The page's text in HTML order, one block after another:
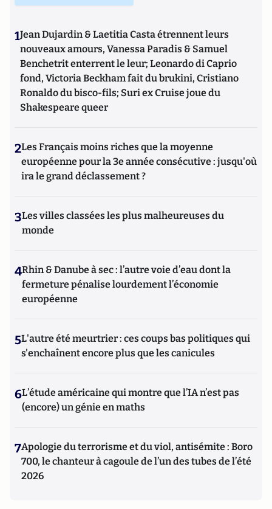
1Jean Dujardin & Laetitia Casta étrennent leurs
nouveaux amours, Vanessa Paradis & Samuel
Benchetrit enterrent le leur; Leonardo di Caprio
fond, Victoria Beckham fait du brukini, Cristiano
Ronaldo du bisco-fils; Suri ex Cruise joue du
Shakespeare queer
2Les Français moins riches que la moyenne
européenne pour la 3e année consécutive : jusqu'où
ira le grand déclassement ?
3Les villes classées les plus malheureuses du
monde
4Rhin & Danube à sec : l’autre voie d’eau dont la
fermeture pénalise lourdement l’économie
européenne
5L'autre été meurtrier : ces coups bas politiques qui
s'enchaînent encore plus que les canicules
6L’étude américaine qui montre que l’IA n’est pas
(encore) un génie en maths
7Apologie du terrorisme et du viol, antisémite : Boro
700, le chanteur à cagoule de l’un des tubes de l’été
2026